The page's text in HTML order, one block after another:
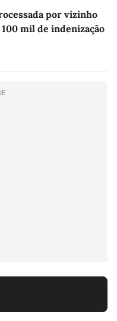
por vizinho
mil de indenização